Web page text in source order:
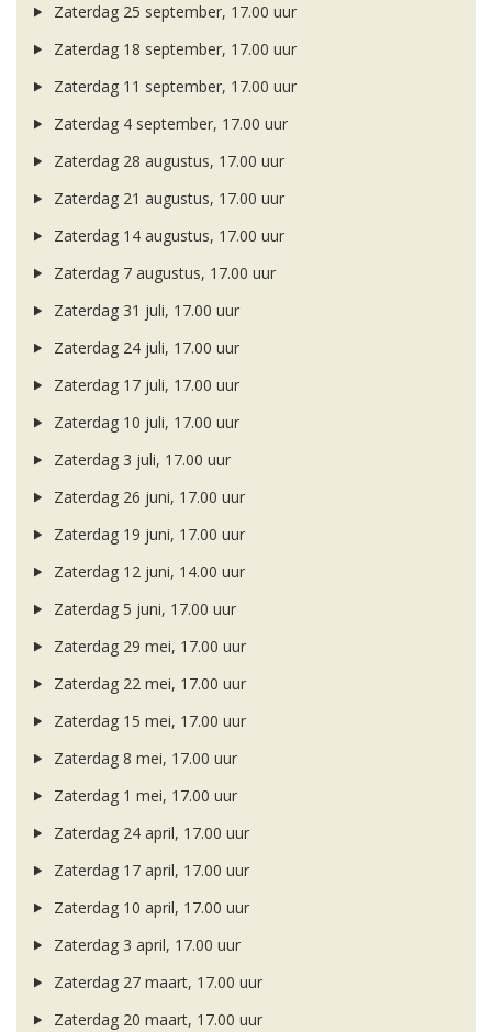
Zaterdag 25 september, 17.00 uur
Zaterdag 18 september, 17.00 uur
Zaterdag 11 september, 17.00 uur
Zaterdag 4 september, 17.00 uur
Zaterdag 28 augustus, 17.00 uur
Zaterdag 21 augustus, 17.00 uur
Zaterdag 14 augustus, 17.00 uur
Zaterdag 7 augustus, 17.00 uur
Zaterdag 31 juli, 17.00 uur
Zaterdag 24 juli, 17.00 uur
Zaterdag 17 juli, 17.00 uur
Zaterdag 10 juli, 17.00 uur
Zaterdag 3 juli, 17.00 uur
Zaterdag 26 juni, 17.00 uur
Zaterdag 19 juni, 17.00 uur
Zaterdag 12 juni, 14.00 uur
Zaterdag 5 juni, 17.00 uur
Zaterdag 29 mei, 17.00 uur
Zaterdag 22 mei, 17.00 uur
Zaterdag 15 mei, 17.00 uur
Zaterdag 8 mei, 17.00 uur
Zaterdag 1 mei, 17.00 uur
Zaterdag 24 april, 17.00 uur
Zaterdag 17 april, 17.00 uur
Zaterdag 10 april, 17.00 uur
Zaterdag 3 april, 17.00 uur
Zaterdag 27 maart, 17.00 uur
Zaterdag 20 maart, 17.00 uur